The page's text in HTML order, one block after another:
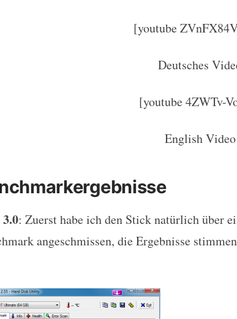
[youtube
Deutsches
[youtube 4ZWTv-
English Video
: Zuerst habe ich den Stick natürlich über
angeschmissen, die Ergebnisse